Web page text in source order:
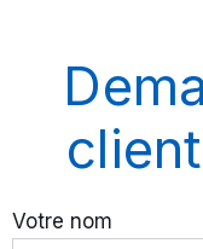
Votre nom